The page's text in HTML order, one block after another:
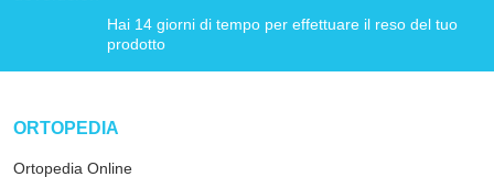
Hai 14 giorni di tempo per effettuare il reso del tuo
prodotto
ORTOPEDIA
Ortopedia Online